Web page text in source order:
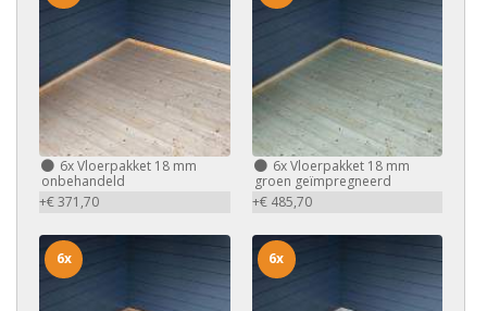
6xVloerpakket 18 mm
onbehandeld
+€ 371,70
6xVloerpakket 18 mm
groen geïmpregneerd
+€ 485,70
6x 6x